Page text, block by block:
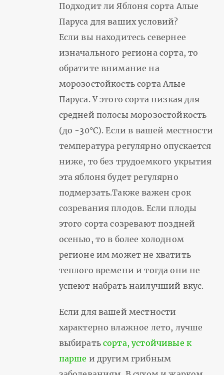
Подходит ли Яблоня сорта Алые
Паруса для ваших условий?
Если вы находитесь севернее
изначального региона сорта, то
обратите внимание на
морозостойкость сорта Алые
Паруса. У этого сорта низкая для
средней полосы морозостойкость
(до -30°С). Если в вашей местности
температура регулярно опускается
ниже, то без трудоемкого укрытия
эта яблоня будет регулярно
подмерзать.Также важен срок
созревания плодов. Если плоды
этого сорта созревают поздней
осенью, то в более холодном
регионе им может не хватить
теплого времени и тогда они не
успеют набрать наилучший вкус.
Если для вашей местности
характерно влажное лето, лучше
выбиратьсорта, устойчивые к
парше и другим грибным